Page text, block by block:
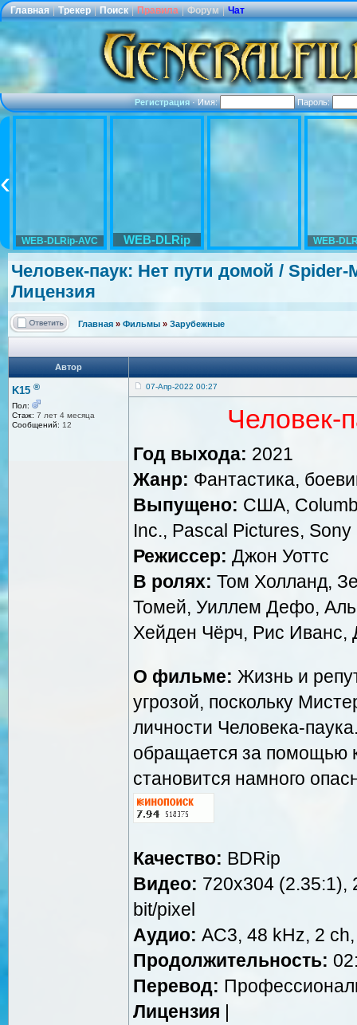
Главная | Трекер | Поиск | Правила | Форум | Чат
Регистрация·Имя: Пароль:
WEB-DLRip-AVC WEB-DLRip WEB-
Человек-паук: Нет пути домой / Spider-
Лицензия
Главная » Фильмы » Зарубежные
Автор
K15 ®
Пол:
Стаж: 7 лет 4 месяца
Сообщений: 12
07-Апр-2022 00:27
Человек-
Год выхода: 2021
Жанр: Фантастика,
Выпущено: США,
Inc., Pascal Pictures,
Режиссер: Джон Уоттс
В ролях: Том Холланд,
Томей, Уиллем Дефо,
Хейден Чёрч, Рис Иванс,
О фильме: Жизнь и
угрозой, поскольку
личности Человека-
обращается за помощью
становится намного
Качество: BDRip
Видео: 720x304 (2.35:1),
bit/pixel
Аудио: AC3, 48 kHz, 2
Продолжительность:
Перевод:
Лицензия |